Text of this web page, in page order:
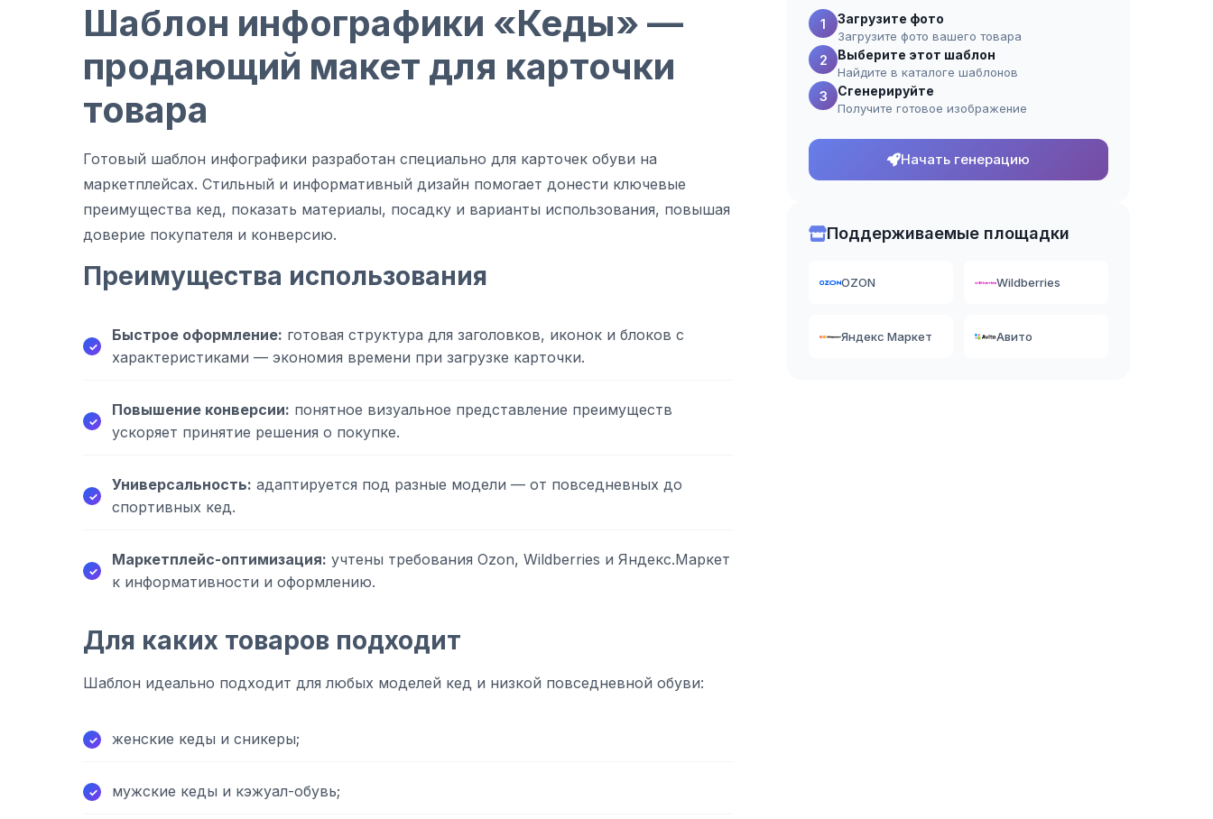
Шаблон инфографики «Кеды» —
продающий макет для карточки
товара
Готовый шаблон инфографики разработан специально для карточек обуви на
маркетплейсах. Стильный и информативный дизайн помогает донести ключевые
преимущества кед, показать материалы, посадку и варианты использования, повышая
доверие покупателя и конверсию.
Преимущества использования
Быстрое оформление: готовая структура для заголовков, иконок и блоков с
характеристиками — экономия времени при загрузке карточки.
Повышение конверсии: понятное визуальное представление преимуществ
ускоряет принятие решения о покупке.
Универсальность: адаптируется под разные модели — от повседневных до
спортивных кед.
Маркетплейс-оптимизация: учтены требования Ozon, Wildberries и Яндекс.Маркет
к информативности и оформлению.
Для каких товаров подходит
Шаблон идеально подходит для любых моделей кед и низкой повседневной обуви:
женские кеды и сникеры;
мужские кеды и кэжуал-обувь;
1 Загрузите фото
Загрузите фото вашего товара
2 Выберите этот шаблон
Найдите в каталоге шаблонов
3 Сгенерируйте
Получите готовое изображение
Начать генерацию
Поддерживаемые площадки
OZON Wildberries
Яндекс Маркет Авито